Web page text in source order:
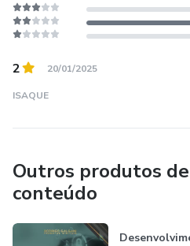
2 20/01/2025
ISAQUE
Outros produtos
conteúdo